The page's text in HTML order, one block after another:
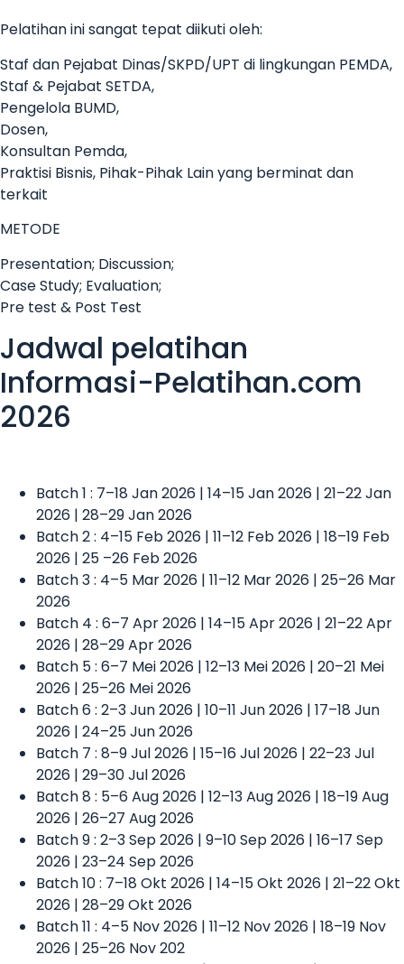
Pelatihan ini sangat tepat diikuti oleh:
Staf dan Pejabat Dinas/SKPD/UPT di lingkungan PEMDA,
Staf & Pejabat SETDA,
Pengelola BUMD,
Dosen,
Konsultan Pemda,
Praktisi Bisnis, Pihak-Pihak Lain yang berminat dan
terkait
METODE
Presentation; Discussion;
Case Study; Evaluation;
Pre test & Post Test
Jadwal pelatihan
Informasi-Pelatihan.com
2026
Batch 1 : 7–18 Jan 2026 | 14–15 Jan 2026 | 21–22 Jan
2026 | 28–29 Jan 2026
Batch 2 : 4–15 Feb 2026 | 11–12 Feb 2026 | 18–19 Feb
2026 | 25 –26 Feb 2026
Batch 3 : 4–5 Mar 2026 | 11–12 Mar 2026 | 25–26 Mar
2026
Batch 4 : 6–7 Apr 2026 | 14–15 Apr 2026 | 21–22 Apr
2026 | 28–29 Apr 2026
Batch 5 : 6–7 Mei 2026 | 12–13 Mei 2026 | 20–21 Mei
2026 | 25–26 Mei 2026
Batch 6 : 2–3 Jun 2026 | 10–11 Jun 2026 | 17–18 Jun
2026 | 24–25 Jun 2026
Batch 7 : 8–9 Jul 2026 | 15–16 Jul 2026 | 22–23 Jul
2026 | 29–30 Jul 2026
Batch 8 : 5–6 Aug 2026 | 12–13 Aug 2026 | 18–19 Aug
2026 | 26–27 Aug 2026
Batch 9 : 2–3 Sep 2026 | 9–10 Sep 2026 | 16–17 Sep
2026 | 23–24 Sep 2026
Batch 10 : 7–18 Okt 2026 | 14–15 Okt 2026 | 21–22 Okt
2026 | 28–29 Okt 2026
Batch 11 : 4–5 Nov 2026 | 11–12 Nov 2026 | 18–19 Nov
2026 | 25–26 Nov 202